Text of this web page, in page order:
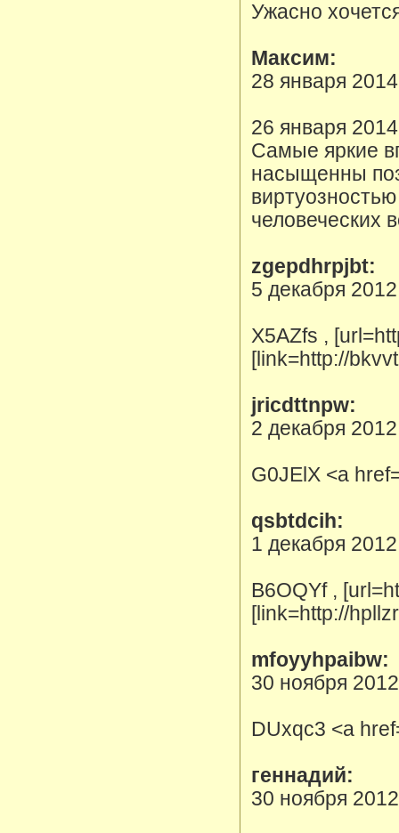
Ужасно
Максим:
28 января 2014
26 января
Самые яркие
насыщенны
человеческих
zgepdhrpjbt:
5 декабря 2012
X5AZfs ,
[link=http://
jricdttnpw:
2 декабря 2012
G0JElX <a
qsbtdcih:
1 декабря 2012
B6OQYf ,
[link=http://
mfoyyhpaibw:
30 ноября 2012
DUxqc3 <a
геннадий:
30 ноября 2012